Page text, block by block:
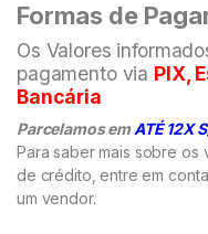
Formas de
Os Valores
pagamento via PIX,
Bancária
Parcelamos emATÉ 12X
Para saber mais sobre os
de crédito, entre em
um vendor.